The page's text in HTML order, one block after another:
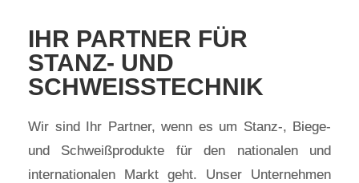
IHR PARTNER FÜR
STANZ- UND
SCHWEISSTECHNIK
Wir sind Ihr Partner, wenn es um Stanz-, Biege-
und Schweißprodukte für den nationalen und
internationalen Markt geht. Unser Unternehmen